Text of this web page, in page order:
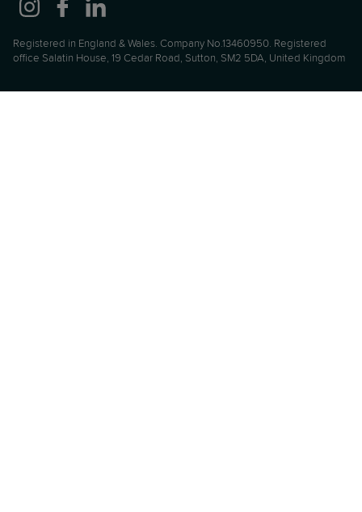
Registered in England & Wales. Company No.13460950. Registered
office Salatin House, 19 Cedar Road, Sutton, SM2 5DA, United Kingdom